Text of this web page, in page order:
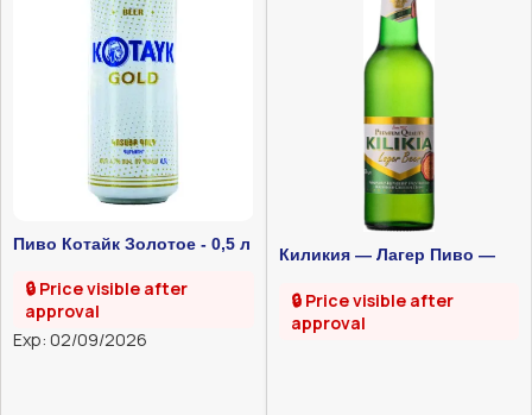
Пиво Котайк Золотое - 0,5 л
🔒 Price visible after
approval
Exp: 02/09/2026
Киликия — Лагер Пиво —
🔒 Price visible after
approval